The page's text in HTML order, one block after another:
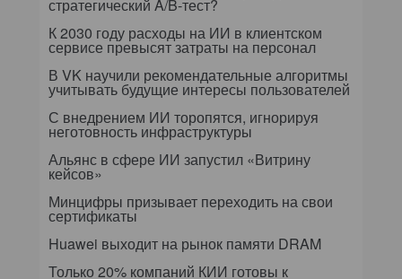
стратегический A/B-тест?
К 2030 году расходы на ИИ в клиентском
сервисе превысят затраты на персонал
В VK научили рекомендательные алгоритмы
учитывать будущие интересы пользователей
С внедрением ИИ торопятся, игнорируя
неготовность инфраструктуры
Альянс в сфере ИИ запустил «Витрину
кейсов»
Минцифры призывает переходить на свои
сертификаты
Huawei выходит на рынок памяти DRAM
Только 20% компаний КИИ готовы к